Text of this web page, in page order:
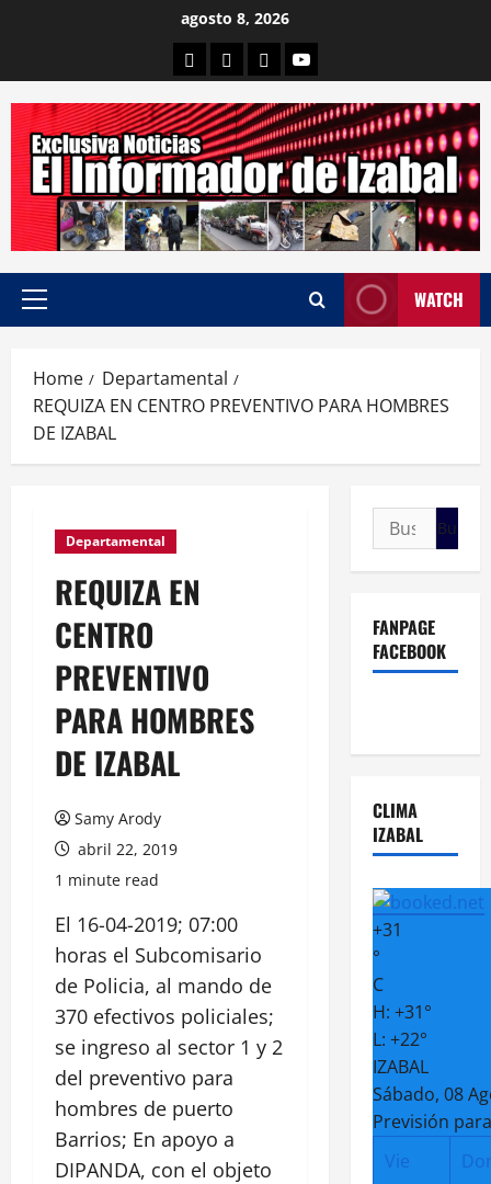
agosto 8, 2026
Departamental
Nacionales
Internacional
Canal
Primary
WATCH
Home
Departamental
REQUIZA EN CENTRO PREVENTIVO PARA HOMBRES
DE IZABAL
Departamental
REQUIZA EN
CENTRO
PREVENTIVO
PARA HOMBRES
DE IZABAL
Samy Arody
abril 22, 2019
1 minute read
El 16-04-2019; 07:00
horas el Subcomisario
de Policia, al mando de
370 efectivos policiales;
se ingreso al sector 1 y 2
del preventivo para
hombres de puerto
Barrios; En apoyo a
DIPANDA, con el objeto
Buscar:
FANPAGE
FACEBOOK
CLIMA
IZABAL
+31
°
C
H: +31°
L: +22°
IZABAL
Sábado, 08
Previsión
Vie